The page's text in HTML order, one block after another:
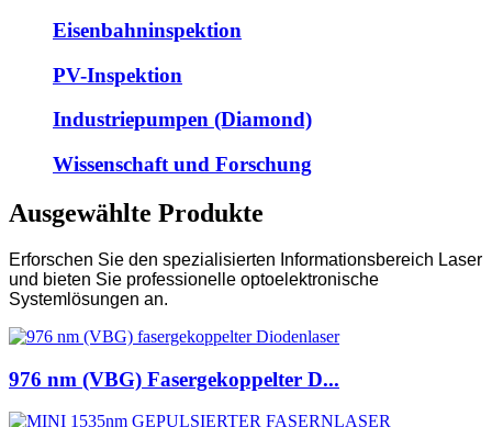
Eisenbahninspektion
PV-Inspektion
Industriepumpen (Diamond)
Wissenschaft und Forschung
Ausgewählte Produkte
Erforschen Sie den spezialisierten Informationsbereich Laser
und bieten Sie professionelle optoelektronische
Systemlösungen an.
976 nm (VBG) Fasergekoppelter D...